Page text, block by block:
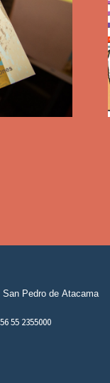
San Pedro de Atacama
55 2355000